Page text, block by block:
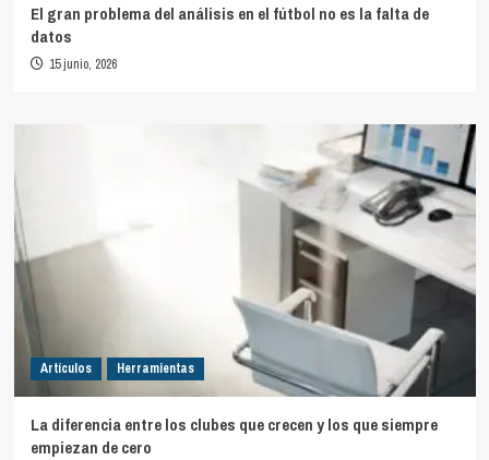
El gran problema del análisis en el fútbol no es la falta de
datos
15 junio, 2026
Artículos Herramientas
La diferencia entre los clubes que crecen y los que siempre
empiezan de cero